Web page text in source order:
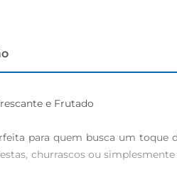
e Frutado
para quem busca um
churrascos ou